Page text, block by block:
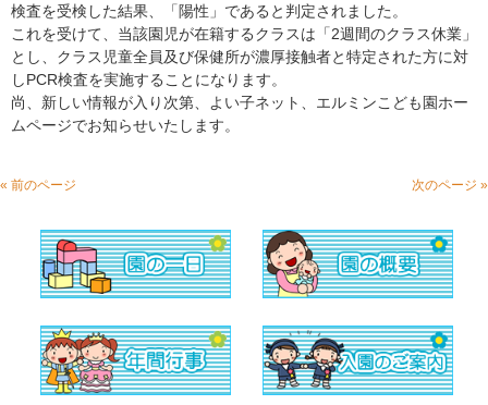
検査を受検した結果、「陽性」であると判定されました。
これを受けて、当該園児が在籍するクラスは「2週間のクラス休業」
とし、クラス児童全員及び保健所が濃厚接触者と特定された方に対
しPCR検査を実施することになります。
尚、新しい情報が入り次第、よい子ネット、エルミンこども園ホー
ムページでお知らせいたします。
« 前のページ 次のページ »